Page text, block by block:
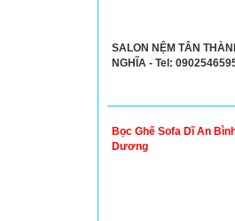
SALON NỆM TÂN
NGHĨA - Tel:
Bọc Ghế Sofa Dĩ An
Dương